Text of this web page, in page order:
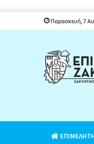
Παρασκευή, 7